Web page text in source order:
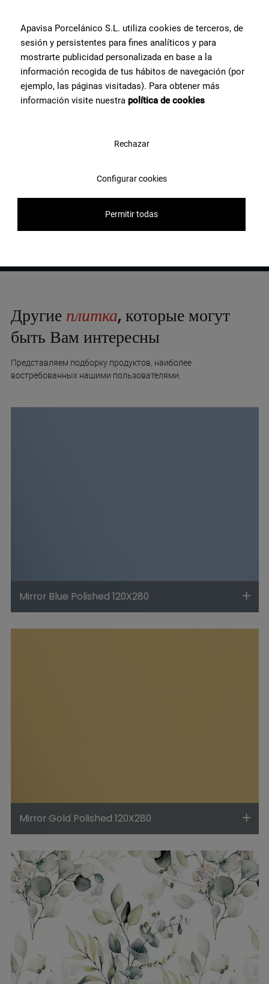
Свяжитесь с нами
Mirror Blue Polished 120X280
Mirror Gold Polished 120X280
Другие плитка, которые могут
быть Вам интересны
Представляем подборку продуктов, наиболее
востребованных нашими пользователями.
Apavisa Porcelánico S.L. utiliza cookies de terceros, de
sesión y persistentes para fines analíticos y para
mostrarte publicidad personalizada en base a la
información recogida de tus hábitos de navegación (por
ejemplo, las páginas visitadas). Para obtener más
información visite nuestra política de cookies
Rechazar
Configurar cookies
Permitir todas